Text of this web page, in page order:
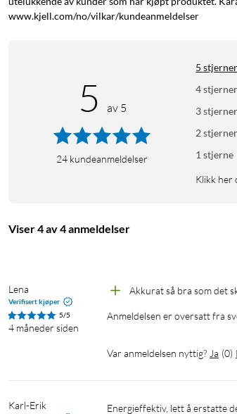
www.kjell.com/no/vilkar/kundeanmeldelser
5 av 5
24 kundeanmeldelser
5 stjerner
4 stjerner
3 stjerner
2 stjerner
1 stjerne
Klikk her
Viser 4 av 4 anmeldelser
Lena
Verifisert kjøper
5/5
4 måneder siden
Akkurat så bra som det
Anmeldelsen er oversatt fra
Var anmeldelsen nyttig? Ja (0)
Karl-Erik
Energieffektiv, lett å erstatte